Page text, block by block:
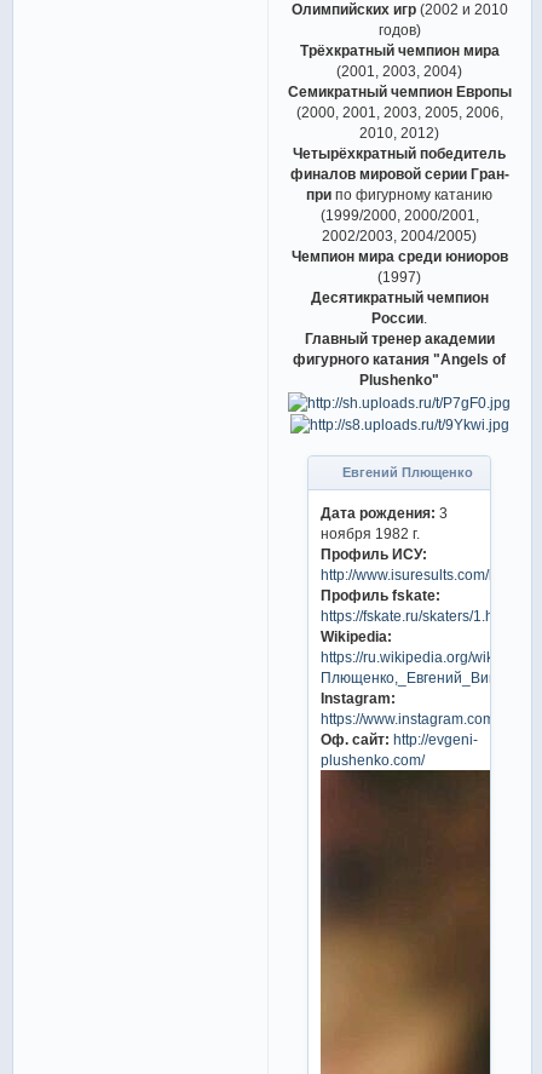
Олимпийских игр(2002 и 2010
годов)
Трёхкратный чемпион мира
(2001, 2003, 2004)
Семикратный чемпион Европы
(2000, 2001, 2003, 2005, 2006,
2010, 2012)
Четырёхкратный победитель
финалов мировой серии Гран-
при по фигурному катанию
(1999/2000, 2000/2001,
2002/2003, 2004/2005)
Чемпион мира среди юниоров
(1997)
Десятикратный чемпион
России
Главный тренер академии
фигурного катания "Angels of
Plushenko"
Евгений Плющенко
Дата рождения: 3
ноября 1982 г.
Профиль ИСУ:
http://www.isuresults.com/bios/
Профиль fskate:
https://fskate.ru/skaters/1.html
Wikipedia:
https://ru.wikipedia.org/wiki/
Instagram:
https://www.instagram.com/
Оф. сайт: http://evgeni-
plushenko.com/